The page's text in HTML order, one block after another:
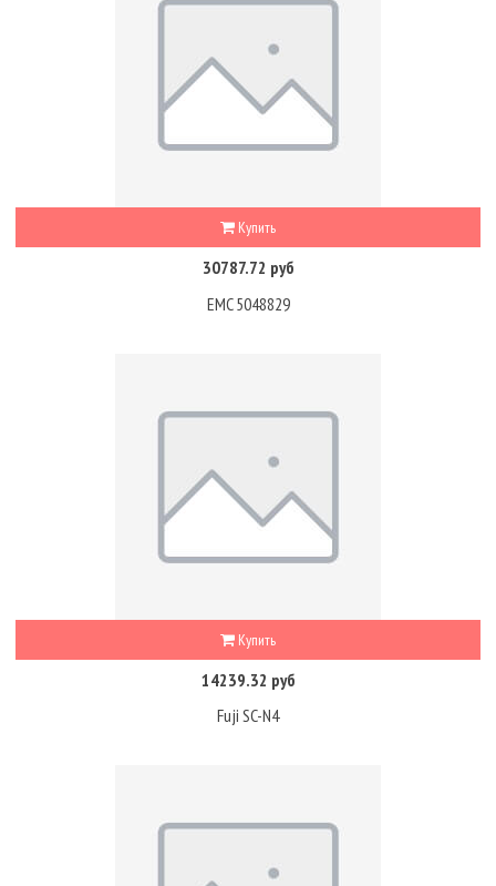
Купить
30787.72 руб
EMC 5048829
Купить
14239.32 руб
Fuji SC-N4